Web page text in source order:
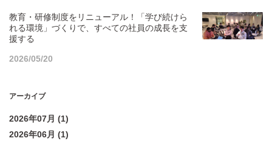
教育・研修制度をリニューアル！「学び続けら
れる環境」づくりで、すべての社員の成長を支
援する
2026/05/20
アーカイブ
2026年07月 (1)
2026年06月 (1)